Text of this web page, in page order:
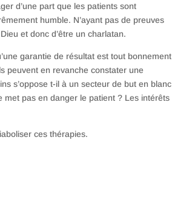
d’une part que les patients sont
humble. N’ayant pas de preuves
et donc d’être un charlatan.
garantie de résultat est tout bonnement
peuvent en revanche constater une
s’oppose t-il à un secteur de but en blanc
pas en danger le patient ? Les intérêts
ces thérapies.